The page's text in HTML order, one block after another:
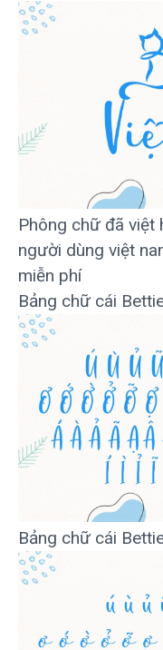
Phông chữ đã việt
người dùng việt
miễn phí
Bảng chữ cái
Bảng chữ cái